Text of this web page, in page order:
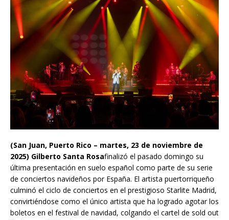
(San Juan, Puerto Rico – martes, 23 de noviembre de
2025) Gilberto Santa Rosafinalizó el pasado domingo su
última presentación en suelo español como parte de su serie
de conciertos navideños por España. El artista puertorriqueño
culminó el ciclo de conciertos en el prestigioso Starlite Madrid,
convirtiéndose como el único artista que ha logrado agotar los
boletos en el festival de navidad, colgando el cartel de sold out